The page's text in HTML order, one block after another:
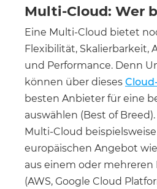
Multi-Cloud: Wer
Eine Multi-Cloud bietet
Flexibilität, Skalierbarkeit,
und Performance. Denn
können über dieses
besten Anbieter für eine
auswählen (Best of
Multi-Cloud
europäischen Angebot
aus einem oder mehreren
(AWS, Google Cloud